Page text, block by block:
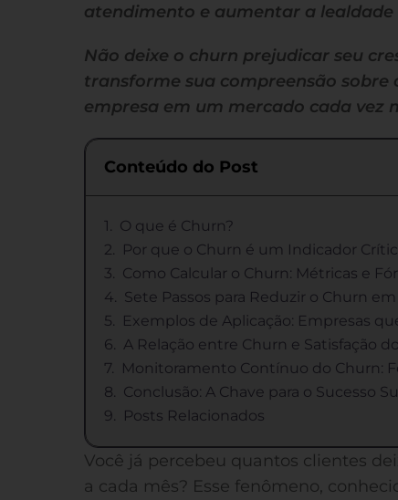
atendimento e aumentar a lealdade
Não deixe o churn prejudicar seu
transforme sua compreensão
empresa em um mercado cada vez
Conteúdo do Post
O que é Churn?
Por que o Churn é um Indicador
Como Calcular o Churn: Métricas e
Sete Passos para Reduzir o Churn
Exemplos de Aplicação: Empresas
A Relação entre Churn e Satisfação
Monitoramento Contínuo do Churn:
Conclusão: A Chave para o Sucesso
Posts Relacionados
Você já percebeu quantos clientes
a cada mês? Esse fenômeno,